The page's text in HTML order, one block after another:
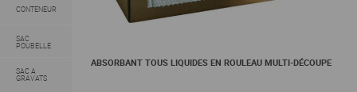
CONTENEUR
SAC
POUBELLE
SAC A
GRAVATS
ABSORBANT TOUS LIQUIDES EN ROULEAU MULTI-DÉCOUPE